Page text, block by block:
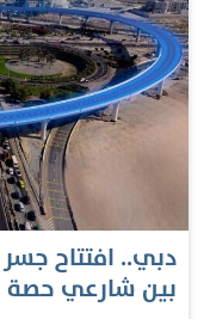
ومحطة سنتر بوينت
العالمية (1)،
في منطقة «مرسى خور
«يعد الخط الأزرق
يحقق الربط والتكامل
حيث يمتد في اتجاهين،
الخط الأخضر في
بين شارعي حصة